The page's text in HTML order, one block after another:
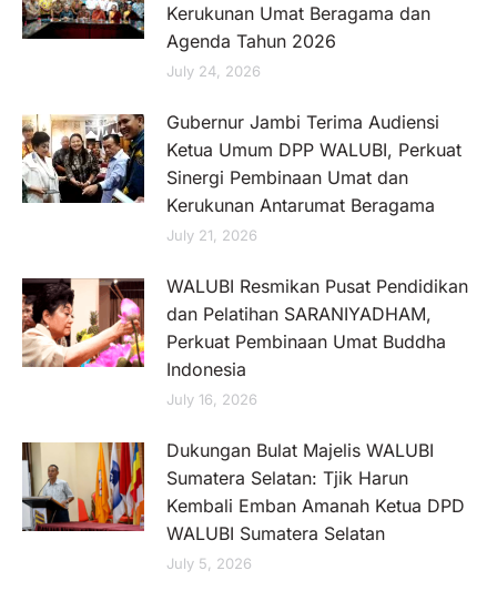
Kerukunan Umat Beragama dan
Agenda Tahun 2026
July 24, 2026
Gubernur Jambi Terima Audiensi
Ketua Umum DPP WALUBI, Perkuat
Sinergi Pembinaan Umat dan
Kerukunan Antarumat Beragama
July 21, 2026
WALUBI Resmikan Pusat Pendidikan
dan Pelatihan SARANIYADHAM,
Perkuat Pembinaan Umat Buddha
Indonesia
July 16, 2026
Dukungan Bulat Majelis WALUBI
Sumatera Selatan: Tjik Harun
Kembali Emban Amanah Ketua DPD
WALUBI Sumatera Selatan
July 5, 2026